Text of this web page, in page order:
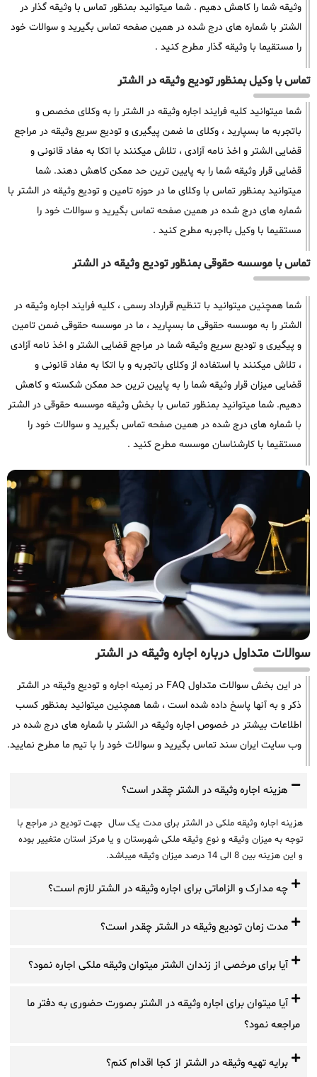
وثیقه شما را کاهش دهیم . شما میتوانید بمنظور تماس با وثیقه گذار در
الشتر با شماره های درج شده در همین صفحه تماس بگیرید و سوالات خود
را مستقیما با وثیقه گذار مطرح کنید .
تماس با وکیل بمنظور تودیع وثیقه در الشتر
شما میتوانید کلیه فرایند اجاره وثیقه در الشتر را به وکلای مخصص و
باتجربه ما بسپارید ، وکلای ما ضمن پیگیری و تودیع سریع وثیقه در مراجع
قضایی الشتر و اخذ نامه آزادی ، تلاش میکنند با اتکا به مفاد قانونی و
قضایی قرار وثیقه شما را به پایین ترین حد ممکن کاهش دهند. شما
میتوانید بمنظور تماس با وکلای ما در حوزه تامین و تودیع وثیقه در الشتر با
شماره های درج شده در همین صفحه تماس بگیرید و سوالات خود را
مستقیما با وکیل بااجربه مطرح کنید .
تماس با موسسه حقوقی بمنظور تودیع وثیقه در الشتر
شما همچنین میتوانید با تنظیم قرارداد رسمی ، کلیه فرایند اجاره وثیقه در
الشتر را به موسسه حقوقی ما بسپارید ، ما در موسسه حقوقی ضمن تامین
و پیگیری و تودیع سریع وثیقه شما در مراجع قضایی الشتر و اخذ نامه آزادی
، تلاش میکنند با استفاده از وکلای باتجربه و با اتکا به مفاد قانونی و
قضایی میزان قرار وثیقه شما را به پایین ترین حد ممکن شکسته و کاهش
دهیم. شما میتوانید بمنظور تماس با بخش وثیقه موسسه حقوقی در الشتر
با شماره های درج شده در همین صفحه تماس بگیرید و سوالات خود را
مستقیما با کارشناسان موسسه مطرح کنید .
سوالات متداول درباره اجاره وثیقه در الشتر
در این بخش سوالات متداول FAQ در زمینه اجاره و تودیع وثیقه در الشتر
ذکر و به آنها پاسخ داده شده است ، شما همچنین میتوانید بمنظور کسب
اطلاعات بیشتر در خصوص اجاره وثیقه در الشتر با شماره های درج شده در
وب سایت ایران سند تماس بگیرید و سوالات خود را با تیم ما مطرح نمایید.
هزینه اجاره وثیقه در الشتر چقدر است؟
هزینه اجاره وثیقه ملکی در الشتر برای مدت یک سال جهت تودیع در مراجع با
توجه به میزان وثیقه و نوع وثیقه ملکی شهرستان و یا مرکز استان متغییر بوده
و این هزینه بین 8 الی 14 درصد میزان وثیقه میباشد.
چه مدارک و الزاماتی برای اجاره وثیقه در الشتر لازم است؟
مدت زمان تودیع وثیقه در الشتر چقدر است؟
آیا برای مرخصی از زندان الشتر میتوان وثیقه ملکی اجاره نمود؟
آیا میتوان برای اجاره وثیقه در الشتر بصورت حضوری به دفتر ما
مراجعه نمود؟
برایه تهیه وثیقه در الشتر از کجا اقدام کنم؟